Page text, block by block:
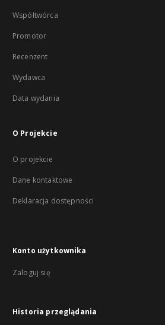
Współtwórca
Promotor
Recenzent
Wydawca
Data wydania
O Projekcie
O projekcie
Dane kontaktowe
Deklaracja dostępności
Konto użytkownika
Zaloguj się
Historia przeglądania